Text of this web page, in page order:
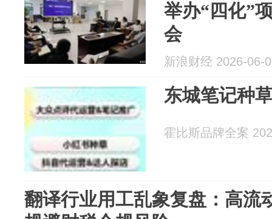
举办“四化”
会
新浪财经 2026-06-
东城笔记种
霍比斯品牌全案
翻译行业用工乱象复盘：高流